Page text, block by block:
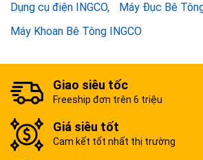
Dụng cụ điện INGCO
Máy Đục Bê
Máy Khoan Bê Tông INGCO
Giao siêu tốc
Freeship đơn trên 6 triệu
Giá siêu tốt
Cam kết tốt nhất thị trường